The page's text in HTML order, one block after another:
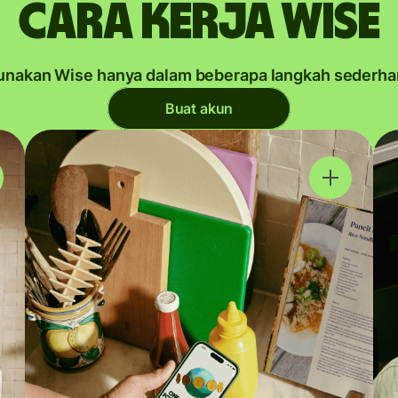
Cara kerja Wise
Wise hanya dalam beberapa langkah
Buat akun